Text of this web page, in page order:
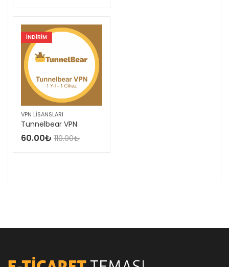
INDIRIM
VPN LISANSLARI
Tunnelbear VPN
60.00₺ 110.00₺